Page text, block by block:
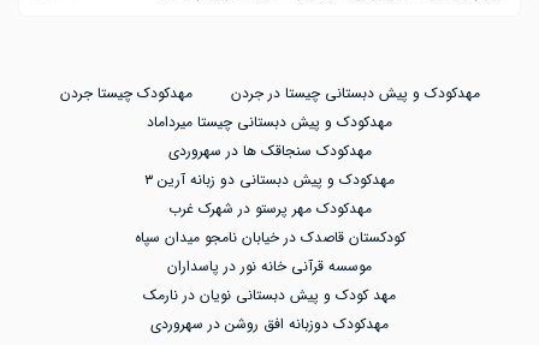
مهدکودک و پیش دبستانی چیستا در جردن
مهدکودک چیستا جردن
مهدکودک و پیش دبستانی چیستا میرداماد
مهدکودک سنجاقک ها در سهروردی
مهدکودک و پیش دبستانی دو زبانه آرین ۳
مهدکودک مهر پرستو در شهرک غرب
کودکستان قاصدک در خیابان نامجو میدان سپاه
موسسه قرآنی خانه نور در پاسداران
مهد کودک و پیش دبستانی نویان در نارمک
مهدکودک دوزبانه افق روشن در سهروردی